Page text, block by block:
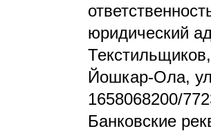
юридический
Йошкар-Ола,
1658068200/
Банковские